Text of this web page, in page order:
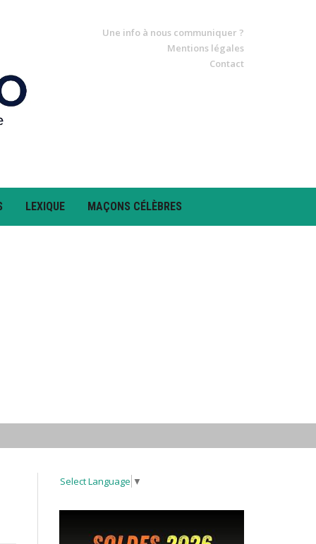
Une info à nous communiquer ?
Mentions légales
Contact
LEXIQUE MAÇONS CÉLÈBRES
Select Language ▼